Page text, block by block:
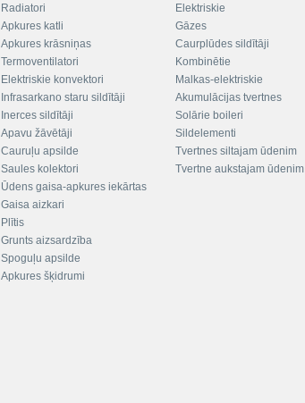
Radiatori
Apkures katli
Apkures krāsniņas
Termoventilatori
Elektriskie konvektori
Infrasarkano staru sildītāji
Inerces sildītāji
Apavu žāvētāji
Cauruļu apsilde
Saules kolektori
Ūdens gaisa-apkures iekārtas
Gaisa aizkari
Plītis
Grunts aizsardzība
Spoguļu apsilde
Apkures šķidrumi
Elektriskie
Gāzes
Caurplūdes sildītāji
Kombinētie
Malkas-elektriskie
Akumulācijas tvertnes
Solārie boileri
Sildelementi
Tvertnes siltajam ūdenim
Tvertne aukstajam ūdenim